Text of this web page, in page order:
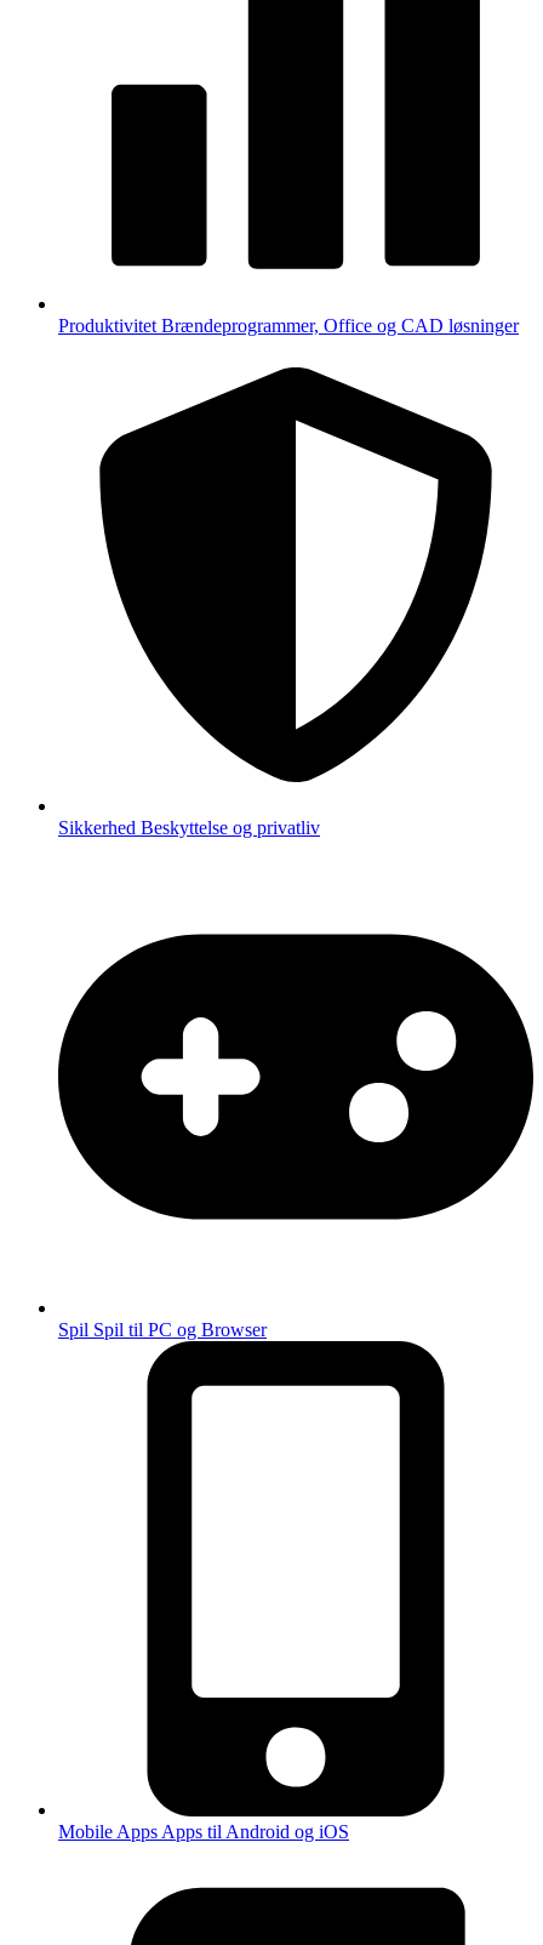
Produktivitet Brændeprogrammer, Office og CAD løsninger
Sikkerhed Beskyttelse og privatliv
Spil Spil til PC og Browser
Mobile Apps Apps til Android og iOS